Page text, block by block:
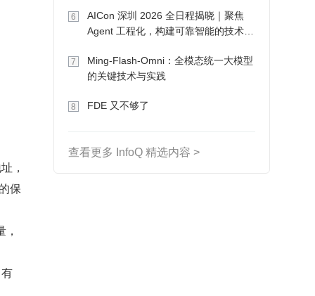
，
保
6
AICon 深圳 2026 全日程揭晓｜聚焦
Agent 工程化，构建可靠智能的技术路
7
Ming-Flash-Omni：全模态统一大模型
的关键技术与实践
8 FDE 又不够了
查看更多 InfoQ 精选内容 >